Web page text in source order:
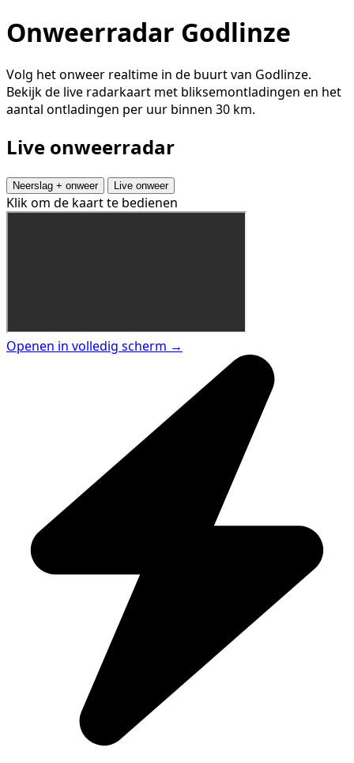
Onweerradar Godlinze
Volg het onweer realtime in de buurt van Godlinze.
Bekijk de live radarkaart met bliksemontladingen en het
aantal ontladingen per uur binnen 30 km.
Live onweerradar
Neerslag + onweer Live onweer
Klik om de kaart te bedienen
Openen in volledig scherm →